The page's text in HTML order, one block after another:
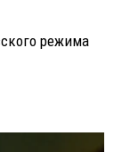
режима